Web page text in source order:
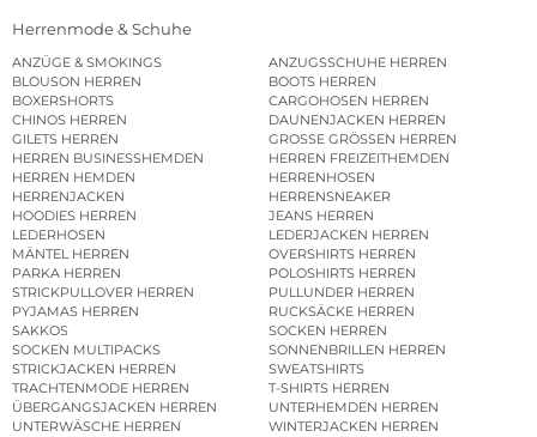
Herrenmode & Schuhe
ANZÜGE & SMOKINGS
ANZUGSSCHUHE HERREN
BLOUSON HERREN
BOOTS HERREN
BOXERSHORTS
CARGOHOSEN HERREN
CHINOS HERREN
DAUNENJACKEN HERREN
GILETS HERREN
GROSSE GRÖSSEN HERREN
HERREN BUSINESSHEMDEN
HERREN FREIZEITHEMDEN
HERREN HEMDEN
HERRENHOSEN
HERRENJACKEN
HERRENSNEAKER
HOODIES HERREN
JEANS HERREN
LEDERHOSEN
LEDERJACKEN HERREN
MÄNTEL HERREN
OVERSHIRTS HERREN
PARKA HERREN
POLOSHIRTS HERREN
STRICKPULLOVER HERREN
PULLUNDER HERREN
PYJAMAS HERREN
RUCKSÄCKE HERREN
SAKKOS
SOCKEN HERREN
SOCKEN MULTIPACKS
SONNENBRILLEN HERREN
STRICKJACKEN HERREN
SWEATSHIRTS
TRACHTENMODE HERREN
T-SHIRTS HERREN
ÜBERGANGSJACKEN HERREN
UNTERHEMDEN HERREN
UNTERWÄSCHE HERREN
WINTERJACKEN HERREN